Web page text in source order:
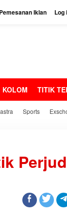
Pemesanan Iklan Log
KOLOM TITIK
Sports